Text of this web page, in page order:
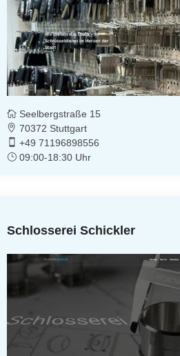
Seelbergstraße 15
70372 Stuttgart
+49 71196898556
09:00-18:30 Uhr
Schlosserei Schickler